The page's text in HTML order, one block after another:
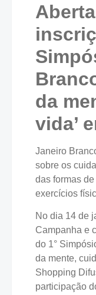
da
vida’
Janeiro
sobre os
das formas
exercícios
No dia 14 de
Campanha e
do 1°
da mente,
Shopping
participação